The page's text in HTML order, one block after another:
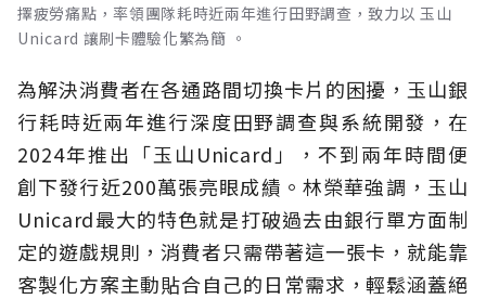
擇疲勞痛點，率領團隊耗時近兩年進行田野調查，致力以 玉山
Unicard 讓刷卡體驗化繁為簡 。
為解決消費者在各通路間切換卡片的困擾，玉山銀
行耗時近兩年進行深度田野調查與系統開發，在
2024年推出「玉山Unicard」，不到兩年時間便
創下發行近200萬張亮眼成績。林榮華強調，玉山
Unicard最大的特色就是打破過去由銀行單方面制
定的遊戲規則，消費者只需帶著這一張卡，就能靠
客製化方案主動貼合自己的日常需求，輕鬆涵蓋絕